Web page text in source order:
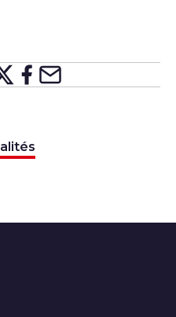
sur
Partager surX
Partager
Partager